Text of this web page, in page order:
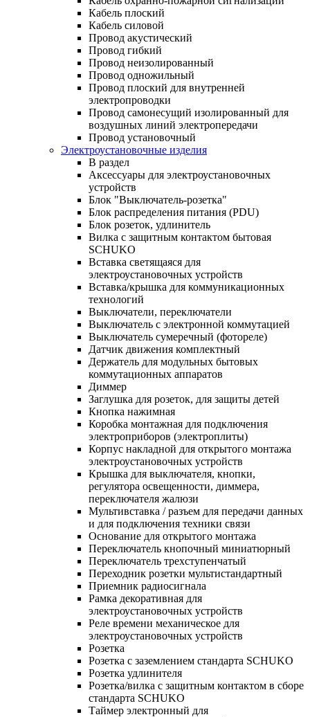
Кабель плоский
Кабель силовой
Провод акустический
Провод гибкий
Провод неизолированный
Провод одножильный
Провод плоский для внутренней
электропроводки
Провод самонесущий изолированный для
воздушных линий электропередачи
Провод установочный
Электроустановочные изделия
В раздел
Аксессуары для электроустановочных
устройств
Блок "Выключатель-розетка"
Блок распределения питания (PDU)
Блок розеток, удлинитель
Вилка с защитным контактом бытовая
SCHUKO
Вставка светящаяся для
электроустановочных устройств
Вставка/крышка для коммуникационных
технологий
Выключатели, переключатели
Выключатель с электронной коммутацией
Выключатель сумеречный (фотореле)
Датчик движения комплектный
Держатель для модульных бытовых
коммутационных аппаратов
Диммер
Заглушка для розеток, для защиты детей
Кнопка нажимная
Коробка монтажная для подключения
электроприборов (электроплиты)
Корпус накладной для открытого монтажа
электроустановочных устройств
Крышка для выключателя, кнопки,
регулятора освещенности, диммера,
переключателя жалюзи
Мультивставка / разъем для передачи данных
и для подключения техники связи
Основание для открытого монтажа
Переключатель кнопочный миниатюрный
Переключатель трехступенчатый
Переходник розетки мультистандартный
Приемник радиосигнала
Рамка декоративная для
электроустановочных устройств
Реле времени механическое для
электроустановочных устройств
Розетка
Розетка с заземлением стандарта SCHUKO
Розетка удлинителя
Розетка/вилка с защитным контактом в сборе
стандарта SCHUKO
Таймер электронный для